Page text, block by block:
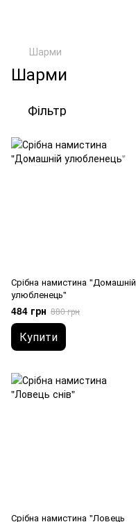
Шарми
Шарми
Фільтр
Срібна намистина "Домашній
улюбленець"
484 грн 880 грн
Купити
Срібна намистина "Ловець